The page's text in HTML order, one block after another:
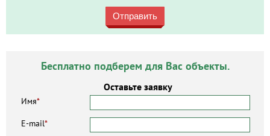
Отправить
Бесплатно подберем для Вас объекты.
Оставьте заявку
Имя*
E-mail*